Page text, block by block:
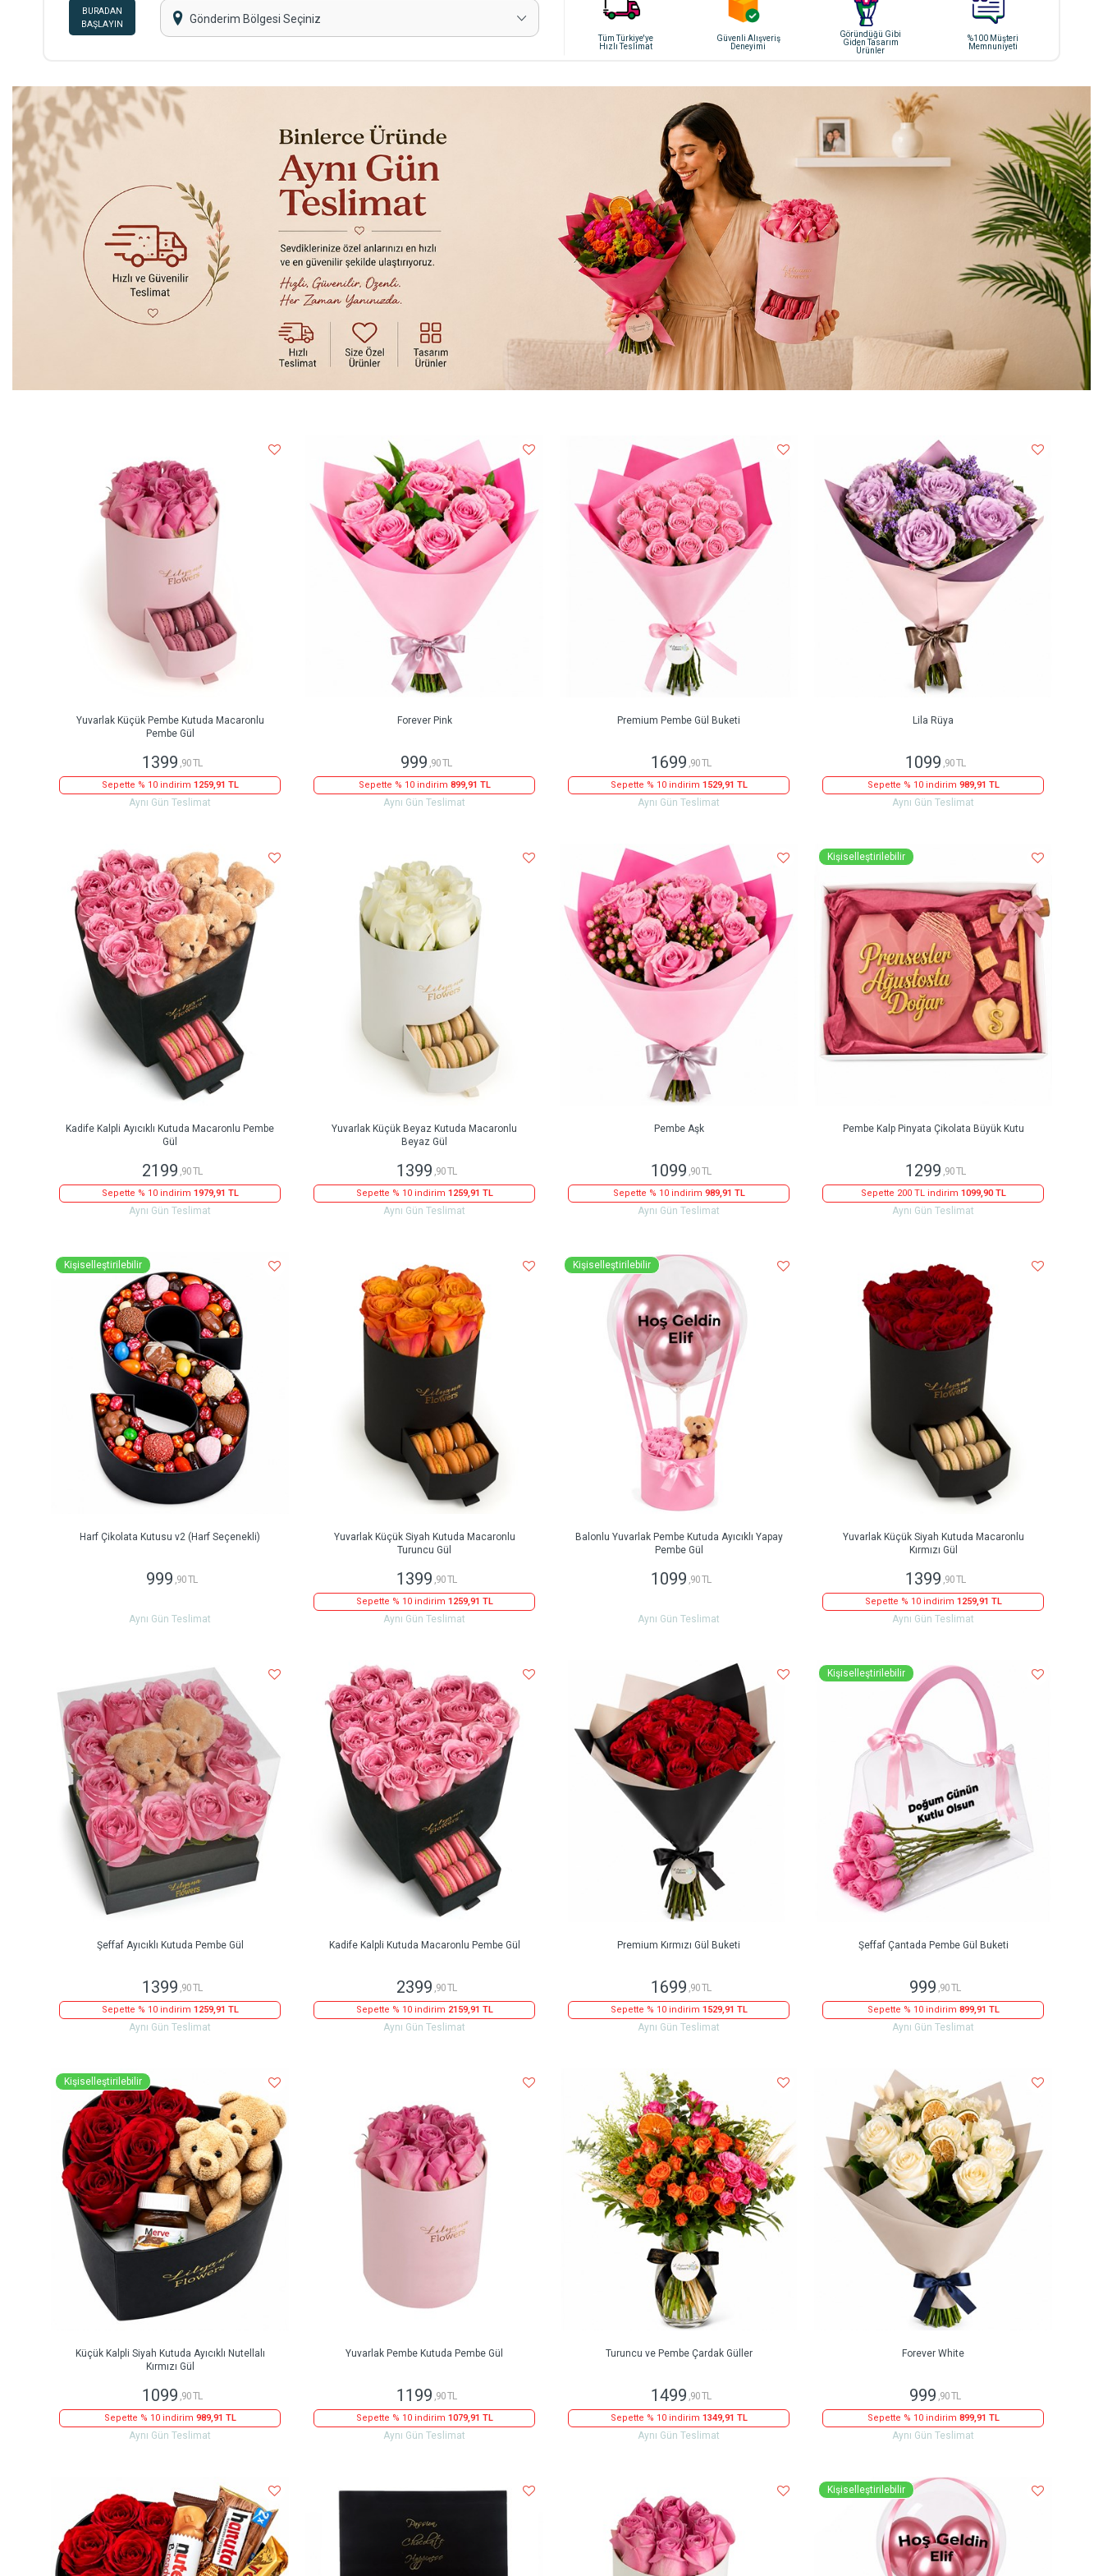
BURADAN
BAŞLAYIN
Gönderim Bölgesi Seçiniz
Tüm Türkiye'ye
Hızlı Teslimat
Güvenli Alışveriş
Deneyimi
Göründüğü Gibi
Giden Tasarım
Ürünler
%100 Müşteri
Memnuniyeti
Yuvarlak Küçük Pembe Kutuda Macaronlu
Pembe Gül
1399 ,90 TL
Sepette % 10 indirim 1259,91 TL
Aynı Gün Teslimat
Forever Pink
999 ,90 TL
Sepette % 10 indirim 899,91 TL
Aynı Gün Teslimat
Premium Pembe Gül Buketi
1699 ,90 TL
Sepette % 10 indirim 1529,91 TL
Aynı Gün Teslimat
Lila Rüya
1099 ,90 TL
Sepette % 10 indirim 989,91 TL
Aynı Gün Teslimat
Kadife Kalpli Ayıcıklı Kutuda Macaronlu Pembe
Gül
2199 ,90 TL
Sepette % 10 indirim 1979,91 TL
Aynı Gün Teslimat
Yuvarlak Küçük Beyaz Kutuda Macaronlu
Beyaz Gül
1399 ,90 TL
Sepette % 10 indirim 1259,91 TL
Aynı Gün Teslimat
Pembe Aşk
1099 ,90 TL
Sepette % 10 indirim 989,91 TL
Aynı Gün Teslimat
Kişiselleştirilebilir
Pembe Kalp Pinyata Çikolata Büyük Kutu
1299 ,90 TL
Sepette 200 TL indirim 1099,90 TL
Aynı Gün Teslimat
Kişiselleştirilebilir
Harf Çikolata Kutusu v2 (Harf Seçenekli)
999 ,90 TL
Aynı Gün Teslimat
Yuvarlak Küçük Siyah Kutuda Macaronlu
Turuncu Gül
1399 ,90 TL
Sepette % 10 indirim 1259,91 TL
Aynı Gün Teslimat
Kişiselleştirilebilir
Balonlu Yuvarlak Pembe Kutuda Ayıcıklı Yapay
Pembe Gül
1099 ,90 TL
Aynı Gün Teslimat
Yuvarlak Küçük Siyah Kutuda Macaronlu
Kırmızı Gül
1399 ,90 TL
Sepette % 10 indirim 1259,91 TL
Aynı Gün Teslimat
Şeffaf Ayıcıklı Kutuda Pembe Gül
1399 ,90 TL
Sepette % 10 indirim 1259,91 TL
Aynı Gün Teslimat
Kadife Kalpli Kutuda Macaronlu Pembe Gül
2399 ,90 TL
Sepette % 10 indirim 2159,91 TL
Aynı Gün Teslimat
Premium Kırmızı Gül Buketi
1699 ,90 TL
Sepette % 10 indirim 1529,91 TL
Aynı Gün Teslimat
Kişiselleştirilebilir
Şeffaf Çantada Pembe Gül Buketi
999 ,90 TL
Sepette % 10 indirim 899,91 TL
Aynı Gün Teslimat
Kişiselleştirilebilir
Küçük Kalpli Siyah Kutuda Ayıcıklı Nutellalı
Kırmızı Gül
1099 ,90 TL
Sepette % 10 indirim 989,91 TL
Aynı Gün Teslimat
Yuvarlak Pembe Kutuda Pembe Gül
1199 ,90 TL
Sepette % 10 indirim 1079,91 TL
Aynı Gün Teslimat
Turuncu ve Pembe Çardak Güller
1499 ,90 TL
Sepette % 10 indirim 1349,91 TL
Aynı Gün Teslimat
Forever White
999 ,90 TL
Sepette % 10 indirim 899,91 TL
Aynı Gün Teslimat
Kişiselleştirilebilir